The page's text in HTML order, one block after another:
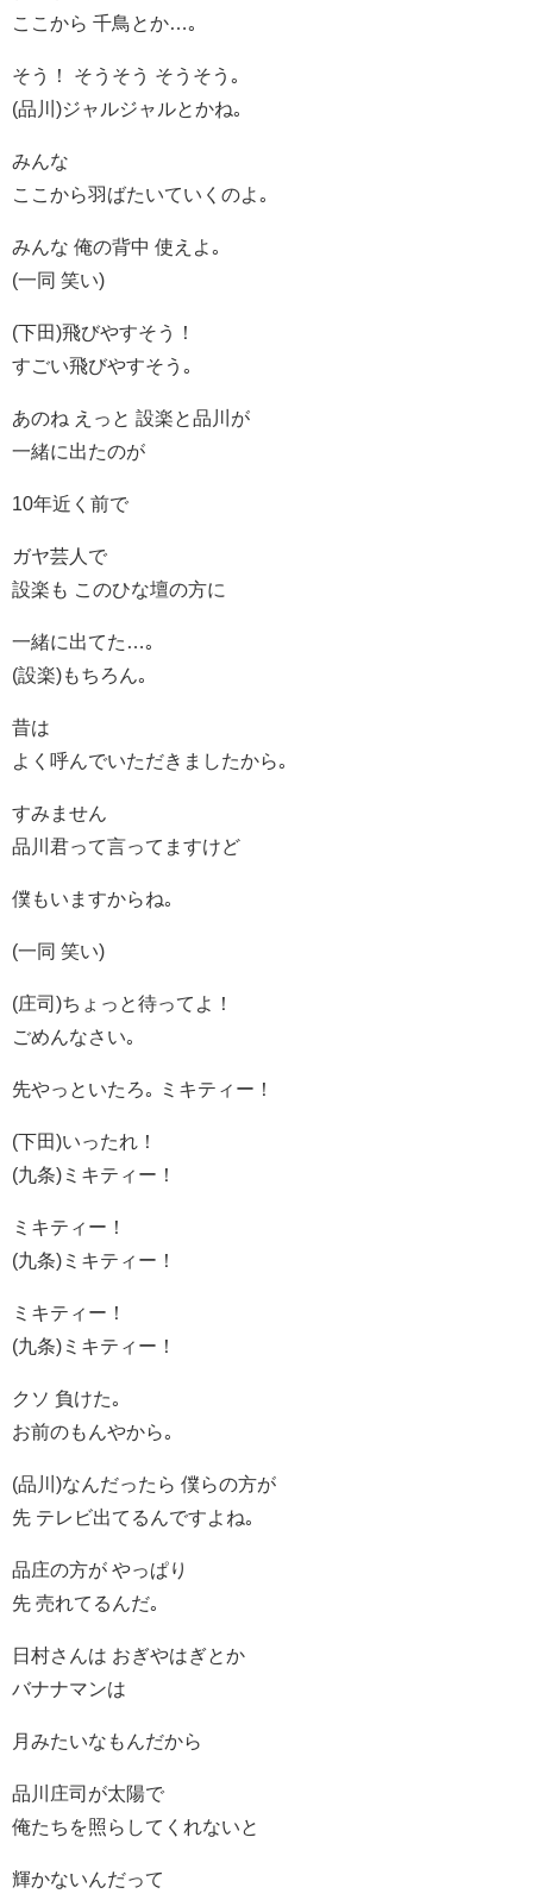
ここから 千鳥とか…｡
そう！ そうそう そうそう｡
(品川)ジャルジャルとかね｡
みんな
ここから羽ばたいていくのよ｡
みんな 俺の背中 使えよ｡
(一同 笑い)
(下田)飛びやすそう！
すごい飛びやすそう｡
あのね えっと 設楽と品川が
一緒に出たのが
10年近く前で
ガヤ芸人で
設楽も このひな壇の方に
一緒に出てた…｡
(設楽)もちろん｡
昔は
よく呼んでいただきましたから｡
すみません
品川君って言ってますけど
僕もいますからね｡
(一同 笑い)
(庄司)ちょっと待ってよ！
ごめんなさい｡
先やっといたろ｡ ミキティー！
(下田)いったれ！
(九条)ミキティー！
ミキティー！
(九条)ミキティー！
ミキティー！
(九条)ミキティー！
クソ 負けた｡
お前のもんやから｡
(品川)なんだったら 僕らの方が
先 テレビ出てるんですよね｡
品庄の方が やっぱり
先 売れてるんだ｡
日村さんは おぎやはぎとか
バナナマンは
月みたいなもんだから
品川庄司が太陽で
俺たちを照らしてくれないと
輝かないんだって